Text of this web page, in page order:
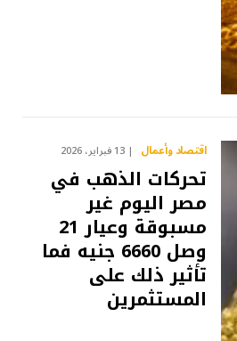
اقتصاد وأعمال 13 فبراير، 2026
تحركات الذهب في
مصر اليوم غير
مسبوقة وعيار 21
وصل 6660 جنيه فما
تأثير ذلك على
المستثمرين